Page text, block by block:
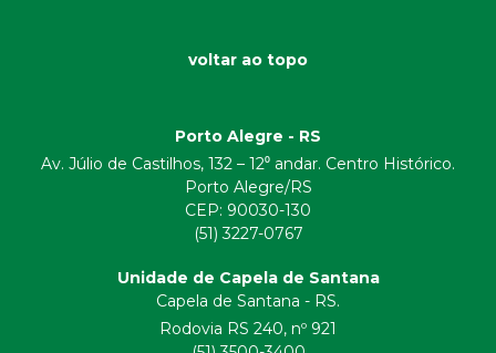
voltar ao topo
Porto Alegre - RS
Av. Júlio de Castilhos, 132 – 12⁰ andar. Centro Histórico.
Porto Alegre/RS
CEP: 90030-130
(51) 3227-0767
Unidade de Capela de Santana
Capela de Santana - RS.
Rodovia RS 240, nº 921